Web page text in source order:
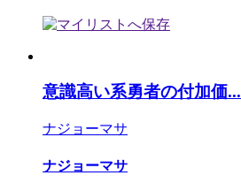
意識高い系勇者の付加価...
ナジョーマサ
ナジョーマサ